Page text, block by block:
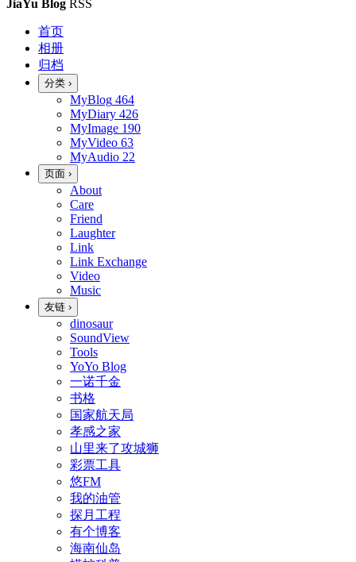
JiaYu Blog RSS
首页
相册
归档
分类 ›
MyBlog 464
MyDiary 426
MyImage 190
MyVideo 63
MyAudio 22
页面 ›
About
Care
Friend
Laughter
Link
Link Exchange
Video
Music
友链 ›
dinosaur
SoundView
Tools
YoYo Blog
一诺千金
书格
国家航天局
孝感之家
山里来了攻城狮
彩票工具
悠FM
我的油管
探月工程
有个博客
海南仙岛